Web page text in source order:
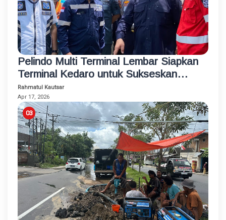
Pelindo Multi Terminal Lembar Siapkan
Terminal Kedaro untuk Sukseskan
Program Mudik Gratis 2026
Rahmatul Kautsar
Apr 17, 2026